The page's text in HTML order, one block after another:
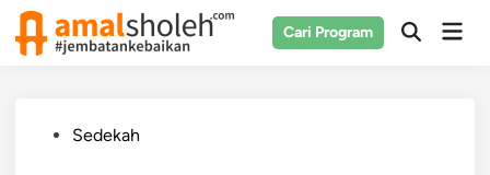
Skip
Cari Program
OpenMain
PostedSedekah